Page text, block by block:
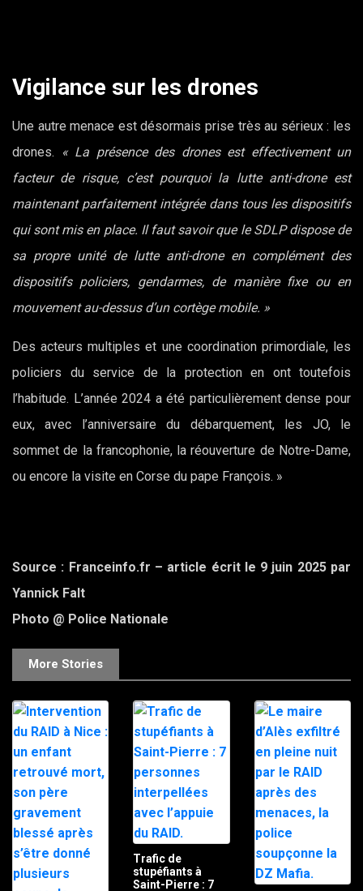
Vigilance sur les drones
Une autre menace est désormais prise très au sérieux : les
drones. « La présence des drones est effectivement un
facteur de risque, c’est pourquoi la lutte anti-drone est
maintenant parfaitement intégrée dans tous les dispositifs
qui sont mis en place. Il faut savoir que le SDLP dispose de
sa propre unité de lutte anti-drone en complément des
dispositifs policiers, gendarmes, de manière fixe ou en
mouvement au-dessus d’un cortège mobile. »
Des acteurs multiples et une coordination primordiale, les
policiers du service de la protection en ont toutefois
l’habitude. L’année 2024 a été particulièrement dense pour
eux, avec l’anniversaire du débarquement, les JO, le
sommet de la francophonie, la réouverture de Notre-Dame,
ou encore la visite en Corse du pape François. »
Source : Franceinfo.fr – article écrit le 9 juin 2025 par
Yannick Falt
Photo @ Police Nationale
More Stories
Trafic de
stupéfiants à
Saint-Pierre : 7